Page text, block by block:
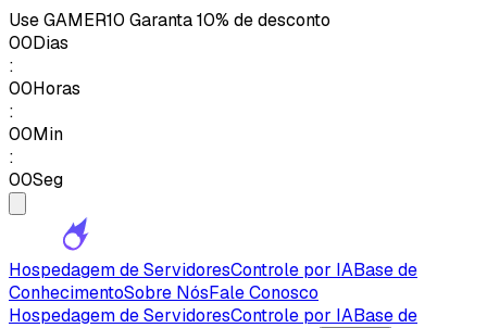
UseGAMER10 Garanta 10% de desconto
00Dias
:
00Horas
:
00Min
:
00Seg
Hospedagem de ServidoresControle por IABase de
ConhecimentoSobre NósFale Conosco
Hospedagem de ServidoresControle por IABase de